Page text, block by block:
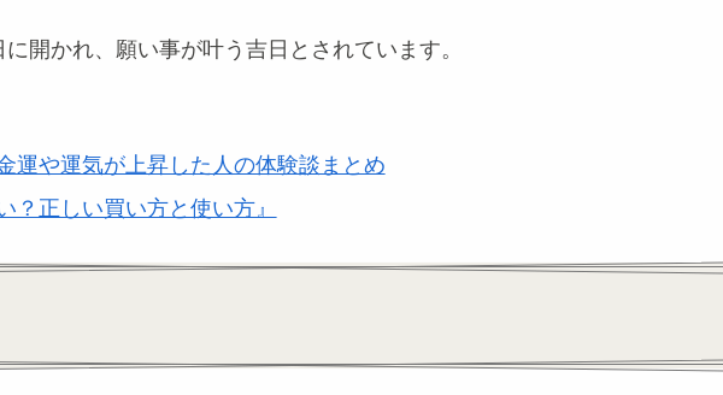
開かれ、願い事が叶う吉日とされています。
運や運気が上昇した人の体験談まとめ
正しい買い方と使い方』